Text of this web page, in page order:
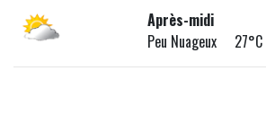
Après-midi
Peu Nuageux 27°C